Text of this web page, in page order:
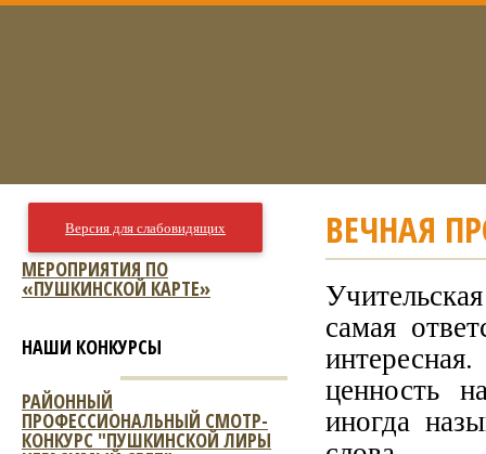
ВЕЧНАЯ
самая
ценность
иногда
Версия для слабовидящих
МЕРОПРИЯТИЯ ПО
«ПУШКИНСКОЙ КАРТЕ»
НАШИ КОНКУРСЫ
РАЙОННЫЙ
ПРОФЕССИОНАЛЬНЫЙ СМОТР-
КОНКУРС "ПУШКИНСКОЙ ЛИРЫ